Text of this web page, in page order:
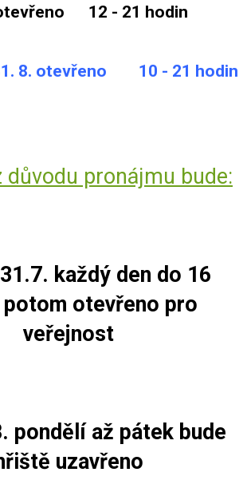
12 - 21 hodin
8. otevřeno 10 - 21 hodin
důvodu pronájmu bude:
každý den do 16
potom otevřeno pro
veřejnost
pondělí až pátek bude
uzavřeno